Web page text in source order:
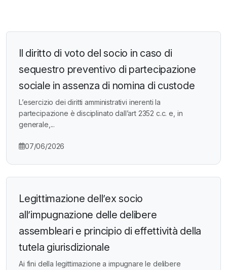
Il diritto di voto del socio in caso di
sequestro preventivo di partecipazione
sociale in assenza di nomina di custode
L’esercizio dei diritti amministrativi inerenti la
partecipazione è disciplinato dall’art 2352 c.c. e, in
generale,...
07/06/2026
Legittimazione dell’ex socio
all’impugnazione delle delibere
assembleari e principio di effettività della
tutela giurisdizionale
Ai fini della legittimazione a impugnare le delibere